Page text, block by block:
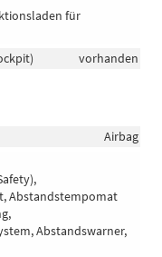
für
vorhanden
Airbag
Abstandstempomat
Abstandswarner,